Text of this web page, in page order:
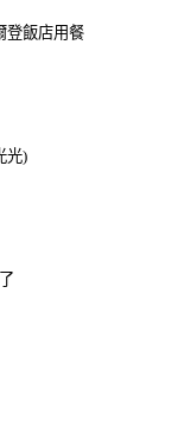
登飯店用餐
光)